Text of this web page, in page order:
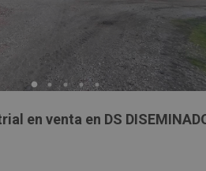
en venta en DS